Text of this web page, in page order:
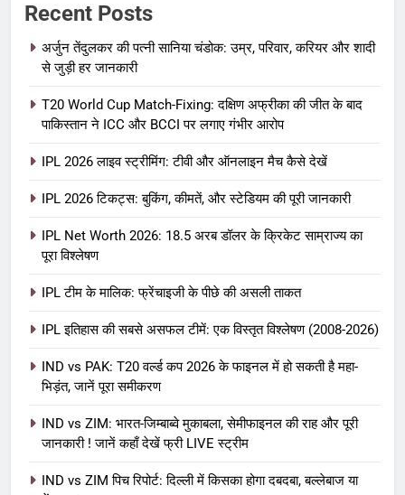
Recent Posts
अर्जुन तेंदुलकर की पत्नी सानिया चंडोक: उम्र, परिवार, करियर और शादी
से जुड़ी हर जानकारी
T20 World Cup Match-Fixing: दक्षिण अफ्रीका की जीत के बाद
पाकिस्तान ने ICC और BCCI पर लगाए गंभीर आरोप
IPL 2026 लाइव स्ट्रीमिंग: टीवी और ऑनलाइन मैच कैसे देखें
IPL 2026 टिकट्स: बुकिंग, कीमतें, और स्टेडियम की पूरी जानकारी
IPL Net Worth 2026: 18.5 अरब डॉलर के क्रिकेट साम्राज्य का
पूरा विश्लेषण
IPL टीम के मालिक: फ्रेंचाइजी के पीछे की असली ताकत
IPL इतिहास की सबसे असफल टीमें: एक विस्तृत विश्लेषण (2008-2026)
IND vs PAK: T20 वर्ल्ड कप 2026 के फाइनल में हो सकती है महा-
भिड़ंत, जानें पूरा समीकरण
IND vs ZIM: भारत-जिम्बाब्वे मुकाबला, सेमीफाइनल की राह और पूरी
जानकारी ! जानें कहाँ देखें फ्री LIVE स्ट्रीम
IND vs ZIM पिच रिपोर्ट: दिल्ली में किसका होगा दबदबा, बल्लेबाज या
IPL Net Worth 2026: 18.5 अरब डॉलर
आईपीएल 2026 क्रिकेट
IPL टीम के मालिक: फ्रेंचाइजी के पीछे की
असली ताकत
आईपीएल 2026 क्रिकेट
IPL इतिहास की सबसे असफल टीमें: एक